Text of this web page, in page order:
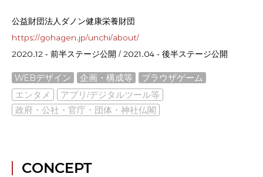
公益財団法人ダノン健康栄養財団
https://gohagen.jp/unchi/about/
2020.12 - 前半ステージ公開 / 2021.04 - 後半ステージ公開
WEBデザイン 企画・構成等
ブラウザゲーム
エンタメ
アプリ/デジタルツール等
政府・公社・官庁・団体・神社仏閣
CONCEPT